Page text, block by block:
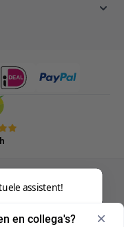
rechten
en collega's?
jouw virtuele assistent!